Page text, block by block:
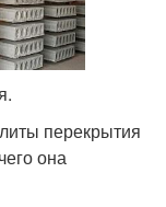
перекрытия
она